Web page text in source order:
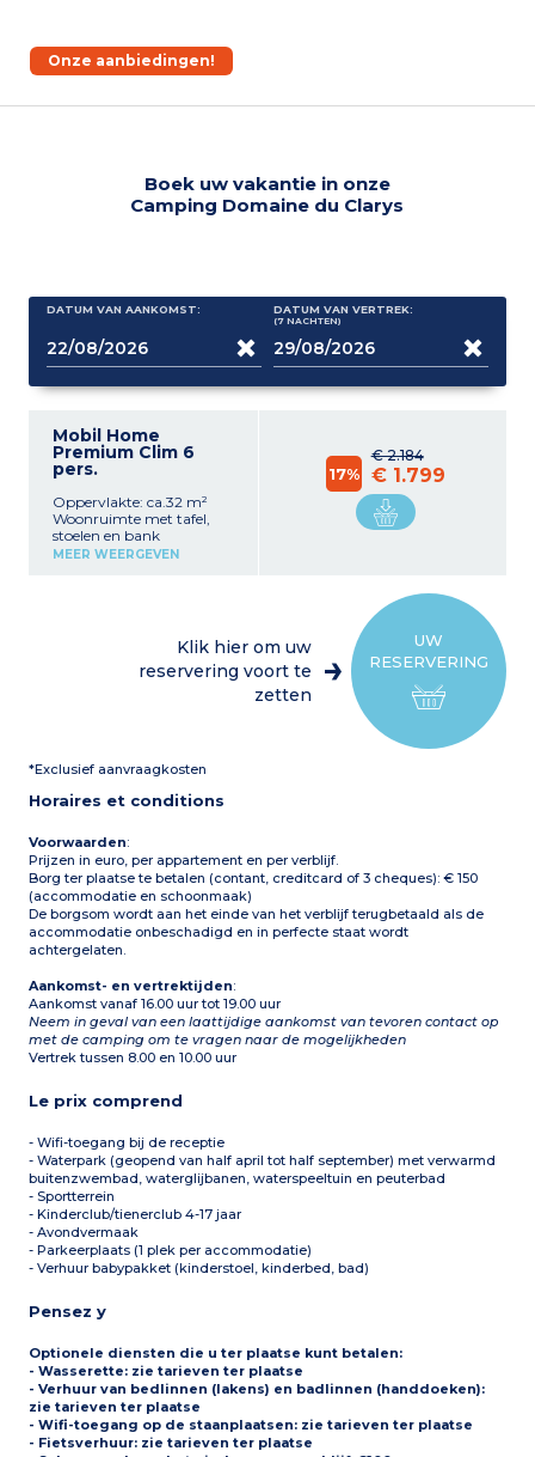
Onze aanbiedingen!
Boek uw vakantie in onze
Camping Domaine du Clarys
DATUM VAN AANKOMST: DATUM VAN VERTREK:
(7 NACHTEN)
Mobil Home
Premium Clim 6
pers.
Oppervlakte: ca.32 m²
Woonruimte met tafel,
stoelen en bank
Kitchenette (koelkast met
waterkoker, broodrooster,
1 slaapkamer met 1
eenpersoonsbedden of
Badkamer met douche en
Toilet (apart of in de
badkamer)
Gedeeltelijk overdekt terras
met tuinmeubilair (tafel,
stoelen) en buitensofa
MEER WEERGEVEN
€ 2.184
17% € 1.799
UW
RESERVERING
Klik hier om uw
reservering voort te
zetten
*Exclusief aanvraagkosten
Horaires et conditions
Voorwaarden:
Prijzen in euro, per appartement en per verblijf.
Borg ter plaatse te betalen (contant, creditcard of 3 cheques): € 150
(accommodatie en schoonmaak)
De borgsom wordt aan het einde van het verblijf terugbetaald als de
accommodatie onbeschadigd en in perfecte staat wordt
achtergelaten.
Aankomst- en vertrektijden:
Aankomst vanaf 16.00 uur tot 19.00 uur
Neem in geval van een laattijdige aankomst van tevoren contact op
met de camping om te vragen naar de mogelijkheden
Vertrek tussen 8.00 en 10.00 uur
Le prix comprend
- Wifi-toegang bij de receptie
- Waterpark (geopend van half april tot half september) met verwarmd
buitenzwembad, waterglijbanen, waterspeeltuin en peuterbad
- Sportterrein
- Kinderclub/tienerclub 4-17 jaar
- Avondvermaak
- Parkeerplaats (1 plek per accommodatie)
- Verhuur babypakket (kinderstoel, kinderbed, bad)
Pensez y
Optionele diensten die u ter plaatse kunt betalen:
- Wasserette: zie tarieven ter plaatse
- Verhuur van bedlinnen (lakens) en badlinnen (handdoeken):
zie tarieven ter plaatse
- Wifi-toegang op de staanplaatsen: zie tarieven ter plaatse
- Fietsverhuur: zie tarieven ter plaatse